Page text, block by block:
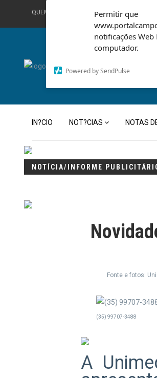
Permitir que
notificações Web
computador.
Powered by SendPulse
QUEM SOMOS TERMOS DE USO
IN?CIO NOT?CIAS NOTAS
NOTÍCIA/INFORME
Fonte e fotos:
(35) 99707-3488
A